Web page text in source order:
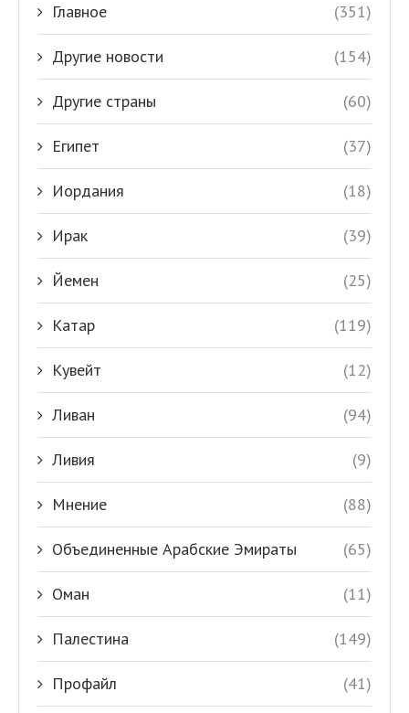
Главное (351)
Другие новости (154)
Другие страны (60)
Египет (37)
Иордания (18)
Ирак (39)
Йемен (25)
Катар (119)
Кувейт (12)
Ливан (94)
Ливия (9)
Мнение (88)
Объединенные Арабские Эмираты (65)
Оман (11)
Палестина (149)
Профайл (41)